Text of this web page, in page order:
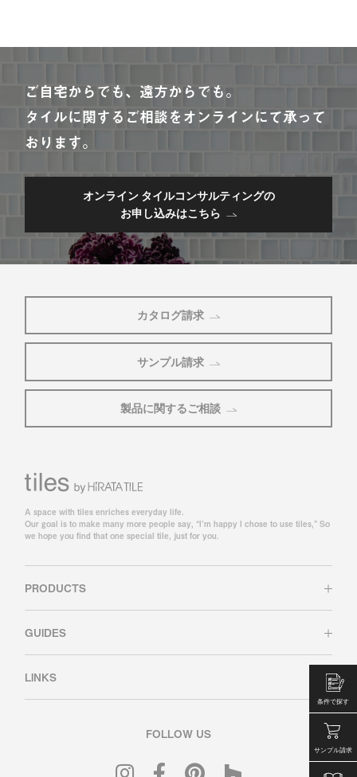
条件で探す
サンプル請求
ご自宅からでも、遠方からでも。
タイルに関するご相談をオンラインにて承って
おります。
オンライン タイルコンサルティングの
お申し込みはこちら
カタログ請求
サンプル請求
製品に関するご相談
A space with tiles enriches everyday life.
Our goal is to make many more people say, “I’m happy I chose to use tiles,” So
we hope you find that one special tile, just for you.
PRODUCTS
GUIDES
LINKS
FOLLOW US